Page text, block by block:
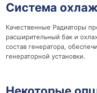
Система
Качественные Радиаторы
расширительный бак и
состав генератора,
генераторной установки.